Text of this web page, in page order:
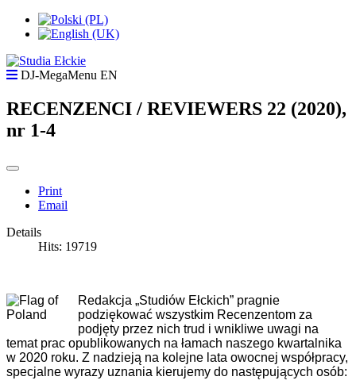
DJ-MegaMenu EN
RECENZENCI / REVIEWERS 22 (2020),
nr 1-4
Print
Email
Details
Hits: 19719
Redakcja „Studiów Ełckich” pragnie
podziękować wszystkim Recenzentom za
podjęty przez nich trud i wnikliwe uwagi na
temat prac opublikowanych na łamach naszego kwartalnika
w 2020 roku. Z nadzieją na kolejne lata owocnej współpracy,
specjalne wyrazy uznania kierujemy do następujących osób: